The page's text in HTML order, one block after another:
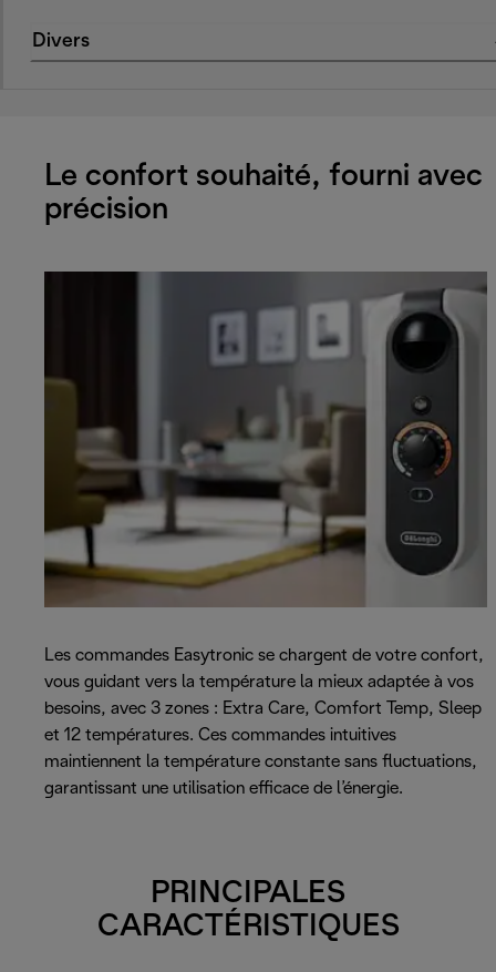
Divers
Le confort souhaité, fourni avec
précision
Les commandes Easytronic se chargent de votre confort,
vous guidant vers la température la mieux adaptée à vos
besoins, avec 3 zones : Extra Care, Comfort Temp, Sleep
et 12 températures. Ces commandes intuitives
maintiennent la température constante sans fluctuations,
garantissant une utilisation efficace de l’énergie.
PRINCIPALES
CARACTÉRISTIQUES